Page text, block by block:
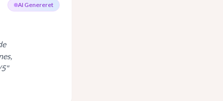
AI Genereret
"